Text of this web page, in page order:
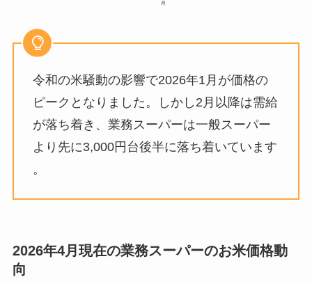
令和の米騒動の影響で2026年1月が価格の
ピークとなりました。しかし2月以降は需給
が落ち着き、業務スーパーは一般スーパー
より先に3,000円台後半に落ち着いています
。
2026年4月現在の業務スーパーのお米価格動
向